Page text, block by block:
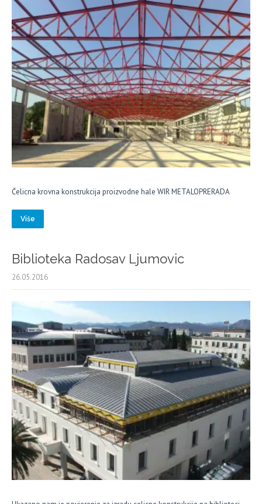
Čelicna krovna konstrukcija proizvodne hale WIR METALOPRERADA
Više
Biblioteka Radosav Ljumovic
26.05.2016